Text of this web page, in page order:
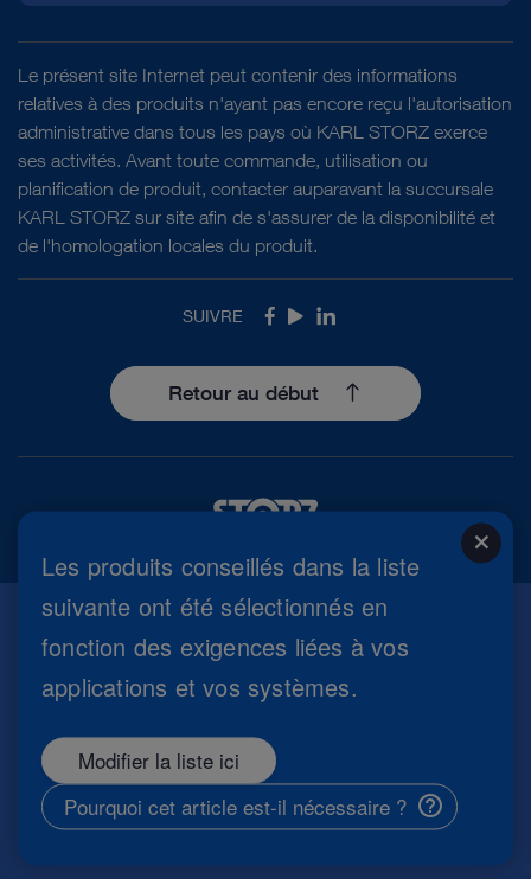
close
Les produits conseillés dans la liste
suivante ont été sélectionnés en
fonction des exigences liées à vos
applications et vos systèmes.
Modifier la liste ici
Pourquoi cet article est-il nécessaire ?
Le présent site Internet peut contenir des informations
relatives à des produits n'ayant pas encore reçu l'autorisation
administrative dans tous les pays où KARL STORZ exerce
ses activités. Avant toute commande, utilisation ou
planification de produit, contacter auparavant la succursale
KARL STORZ sur site afin de s'assurer de la disponibilité et
de l'homologation locales du produit.
SUIVRE Facebook
YoutubeLinkedIn
Retour au début
Mentions légales
Règlement général sur la protection des données
Conditions d'utilisation
Copyright
Information sécurité
CCG